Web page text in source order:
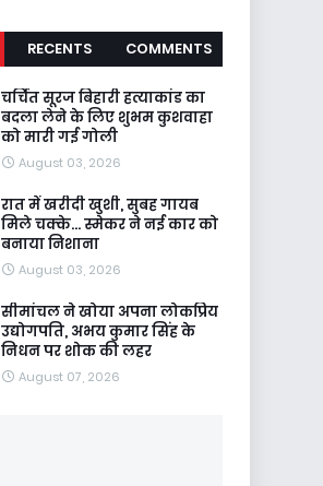
RECENTS COMMENTS
चर्चित सूरज बिहारी हत्याकांड का
बदला लेने के लिए शुभम कुशवाहा
को मारी गई गोली
August 03, 2026
रात में खरीदी खुशी, सुबह गायब
मिले चक्के... स्मेकर ने नई कार को
बनाया निशाना
August 03, 2026
सीमांचल ने खोया अपना लोकप्रिय
उद्योगपति, अभय कुमार सिंह के
निधन पर शोक की लहर
August 07, 2026